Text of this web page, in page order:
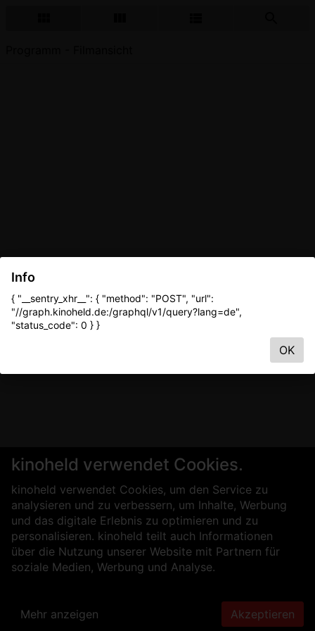
kinoheld verwendet Cookies.
kinoheld verwendet Cookies, um den Service zu
analysieren und zu verbessern, um Inhalte, Werbung
und das digitale Erlebnis zu optimieren und zu
personalisieren. kinoheld teilt auch Informationen
über die Nutzung unserer Website mit Partnern für
soziale Medien, Werbung und Analyse.
Mehr anzeigen Akzeptieren
Info
{ "__sentry_xhr__": { "method": "POST", "url":
"//graph.kinoheld.de:/graphql/v1/query?lang=de",
"status_code": 0 } }
OK